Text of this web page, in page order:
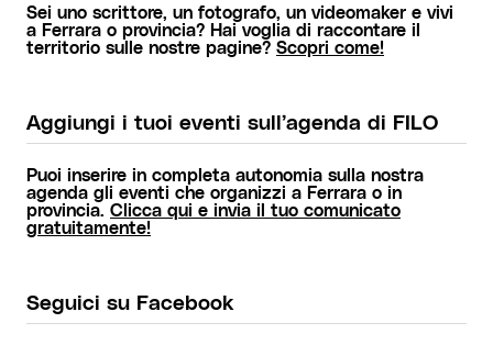
Sei uno scrittore, un fotografo, un videomaker e vivi
a Ferrara o provincia? Hai voglia di raccontare il
territorio sulle nostre pagine? Scopri come!
Aggiungi i tuoi eventi sull’agenda di FILO
Puoi inserire in completa autonomia sulla nostra
agenda gli eventi che organizzi a Ferrara o in
provincia. Clicca qui e invia il tuo comunicato
gratuitamente!
Seguici su Facebook